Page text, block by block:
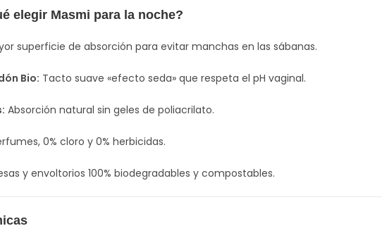
elegir Masmi para la noche?
superficie de absorción para evitar manchas en las sábanas.
Bio: Tacto suave «efecto seda» que respeta el pH vaginal.
Absorción natural sin geles de poliacrilato.
0% cloro y 0% herbicidas.
y envoltorios 100% biodegradables y compostables.